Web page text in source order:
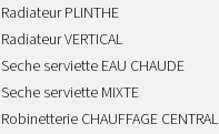
Radiateur PLINTHE
Radiateur VERTICAL
Seche serviette EAU CHAUDE
Seche serviette MIXTE
Robinetterie CHAUFFAGE CENTRAL